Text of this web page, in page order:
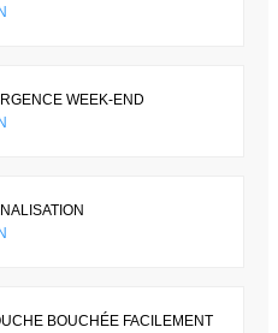
WEEK-END
BOUCHÉE FACILEMENT